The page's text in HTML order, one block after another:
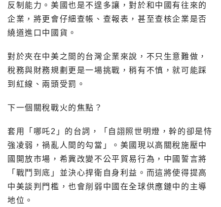
反制能力。美國也是不遑多讓，對於和中國有往來的
企業，將更會仔細查帳、查報表，甚至查核企業是否
繞道進口中國貨。
對於夾在中美之間的台灣企業來說，不只生意難做，
稅務與財務規劃更是一場挑戰，稍有不慎，就可能踩
到紅線、兩頭受罰。
下一個關稅戰火的焦點？
套用「哪吒2」的台詞，「自詡照世明燈，幹的卻是恃
強凌弱，禍亂人間的勾當」。美國現以高關稅施壓中
國開放市場，希冀改變不公平貿易行為，中國誓言將
「戰鬥到底」並決心捍衛自身利益。而這將使得提高
中美談判門檻，也會削弱中國在全球供應鏈中的主導
地位。